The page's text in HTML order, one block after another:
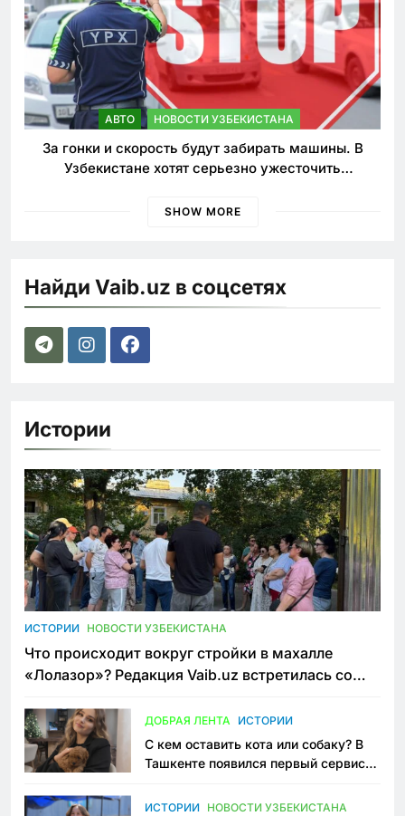
АВТО НОВОСТИ УЗБЕКИСТАНА
За гонки и скорость будут забирать машины. В
Узбекистане хотят серьезно ужесточить
SHOW MORE
Найди Vaib.uz в соцсетях
Истории
ИСТОРИИ НОВОСТИ УЗБЕКИСТАНА
Что происходит вокруг стройки в махалле
«Лолазор»? Редакция Vaib.uz встретилась со
ДОБРАЯ ЛЕНТА ИСТОРИИ
С кем оставить кота или собаку? В
Ташкенте появился первый сервис
ИСТОРИИ НОВОСТИ УЗБЕКИСТАНА